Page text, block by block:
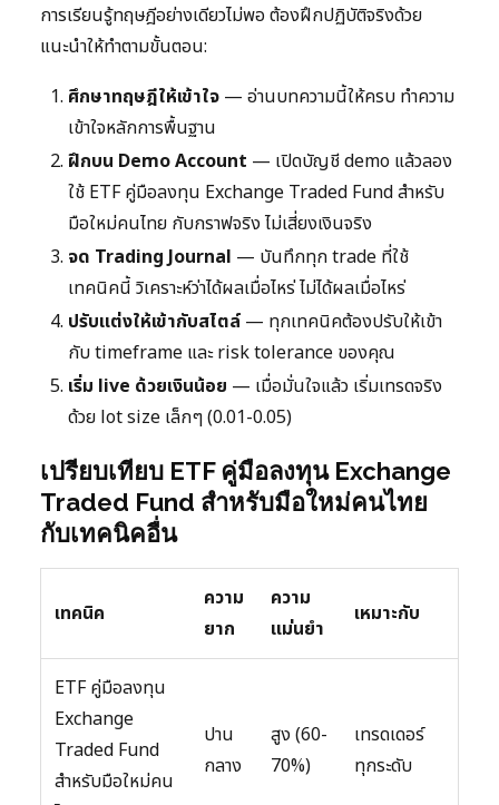
การเรียนรู้ทฤษฎีอย่างเดียวไม่พอ ต้องฝึกปฏิบัติจริงด้วย
แนะนำให้ทำตามขั้นตอน:
ศึกษาทฤษฎีให้เข้าใจ — อ่านบทความนี้ให้ครบ ทำความ
เข้าใจหลักการพื้นฐาน
ฝึกบน Demo Account — เปิดบัญชี demo แล้วลอง
ใช้ ETF คู่มือลงทุน Exchange Traded Fund สำหรับ
มือใหม่คนไทย กับกราฟจริง ไม่เสี่ยงเงินจริง
จด Trading Journal — บันทึกทุก trade ที่ใช้
เทคนิคนี้ วิเคราะห์ว่าได้ผลเมื่อไหร่ ไม่ได้ผลเมื่อไหร่
ปรับแต่งให้เข้ากับสไตล์ — ทุกเทคนิคต้องปรับให้เข้า
กับ timeframe และ risk tolerance ของคุณ
เริ่ม live ด้วยเงินน้อย — เมื่อมั่นใจแล้ว เริ่มเทรดจริง
ด้วย lot size เล็กๆ (0.01-0.05)
เปรียบเทียบ ETF คู่มือลงทุน Exchange
Traded Fund สำหรับมือใหม่คนไทย
กับเทคนิคอื่น
เทคนิค
ความ
ยาก
ความ
แม่นยำ
เหมาะกับ
ETF คู่มือลงทุน
Exchange
Traded Fund
สำหรับมือใหม่คน
ปาน
กลาง
สูง (60-
70%)
เทรดเดอร์
ทุกระดับ